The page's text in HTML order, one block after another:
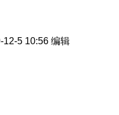
12-5 10:56 编辑